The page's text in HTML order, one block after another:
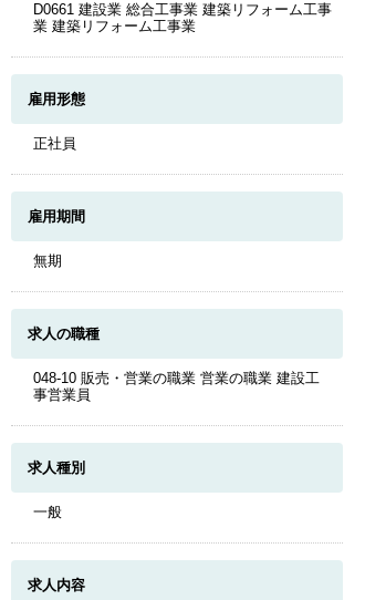
D0661 建設業 総合工事業 建築リフォーム工事
業 建築リフォーム工事業
雇用形態
正社員
雇用期間
無期
求人の職種
048-10 販売・営業の職業 営業の職業 建設工
事営業員
求人種別
一般
求人内容